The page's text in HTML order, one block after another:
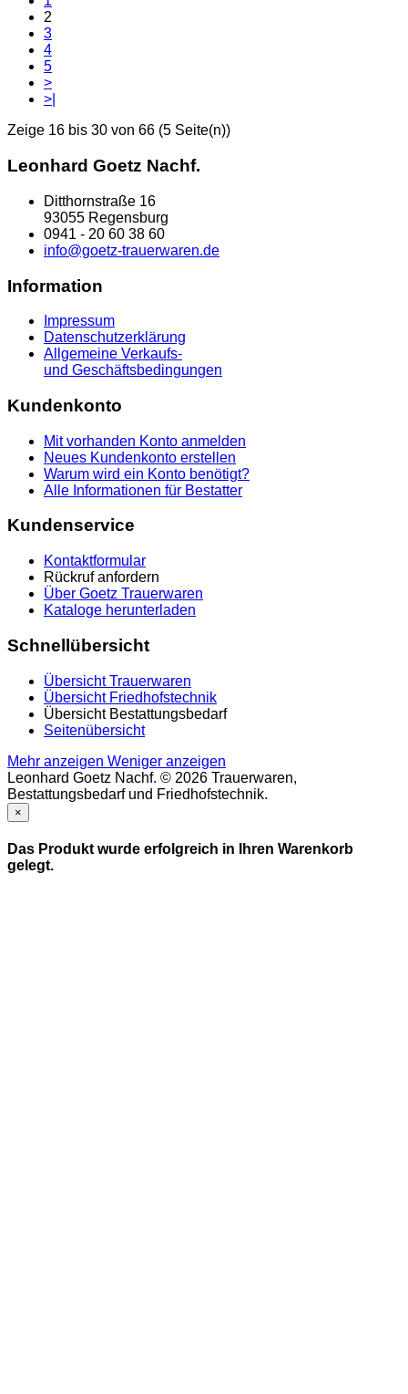
2
3
4
5
>
>|
Zeige 16 bis 30 von 66 (5 Seite(n))
Leonhard Goetz Nachf.
Ditthornstraße 16
93055 Regensburg
0941 - 20 60 38 60
info@goetz-trauerwaren.de
Information
Impressum
Datenschutzerklärung
Allgemeine Verkaufs-
und Geschäftsbedingungen
Kundenkonto
Mit vorhanden Konto anmelden
Neues Kundenkonto erstellen
Warum wird ein Konto benötigt?
Alle Informationen für Bestatter
Kundenservice
Kontaktformular
Rückruf anfordern
Über Goetz Trauerwaren
Kataloge herunterladen
Schnellübersicht
Übersicht Trauerwaren
Übersicht Friedhofstechnik
Übersicht Bestattungsbedarf
Seitenübersicht
Mehr anzeigen Weniger anzeigen
Leonhard Goetz Nachf. © 2026 Trauerwaren,
Bestattungsbedarf und Friedhofstechnik.
×
Das Produkt wurde erfolgreich in Ihren Warenkorb
gelegt.